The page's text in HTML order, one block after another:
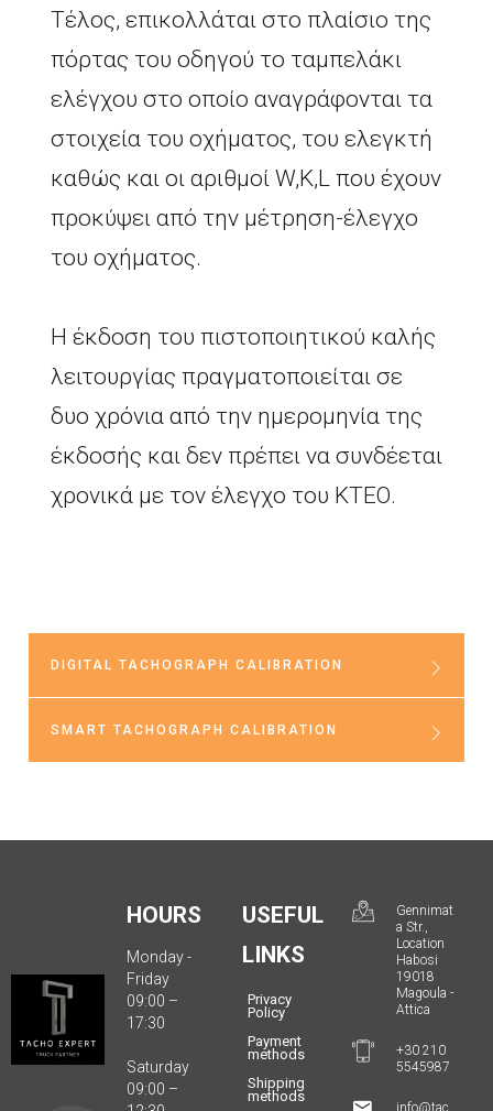
Τέλος, επικολλάται στο πλαίσιο της
πόρτας του οδηγού το ταμπελάκι
ελέγχου στο οποίο αναγράφονται τα
στοιχεία του οχήματος, του ελεγκτή
καθώς και οι αριθμοί W,K,L που έχουν
προκύψει από την μέτρηση-έλεγχο
του οχήματος.
Η έκδοση του πιστοποιητικού καλής
λειτουργίας πραγματοποιείται σε
δυο χρόνια από την ημερομηνία της
έκδοσής και δεν πρέπει να συνδέεται
χρονικά με τον έλεγχο του ΚΤΕΟ.
DIGITAL TACHOGRAPH CALIBRATION
Η έκδοση
καλής
ψηφιακού
ταχογράφου
(βαθμονόμηση),
αποτελεί την
επικαιροποίηση
SMART TACHOGRAPH CALIBRATION
καλής
λειτουργίας
ευφυούς
ψηφιακού
ταχογράφου
HOURS
Monday -
Friday
09:00 –
17:30
Saturday
09:00 –
USEFUL
LINKS
Privacy
Policy
Payment
methods
Shipping
methods
Gennimat
a Str.,
Location
Habosi
19018
Magoula -
Attica
+30 210
5545987
info@tac